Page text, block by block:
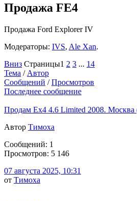
Продажа FE4
Продажа Ford Explorer IV
Модераторы: IVS, Ale Xan.
Вниз Страницы1 2 3 ... 14
Тема / Автор
Сообщений /Просмотров
Последнее сообщение
Продам Ex4 4.6 Limited 2008. Москва
Автор Тимоха
Сообщений: 1
Просмотров: 5 146
07 августа 2025, 10:31
от Тимоха